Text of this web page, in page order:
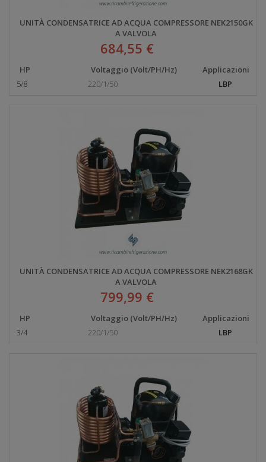
UNITÀ CONDENSATRICE AD ACQUA COMPRESSORE NEK2150GK
A VALVOLA
684,55 €
HP Voltaggio (Volt/PH/Hz)
Applicazioni
5/8
220/1/50 LBP
UNITÀ CONDENSATRICE AD ACQUA COMPRESSORE NEK2168GK
A VALVOLA
799,99 €
HP Voltaggio (Volt/PH/Hz)
Applicazioni
3/4
220/1/50 LBP